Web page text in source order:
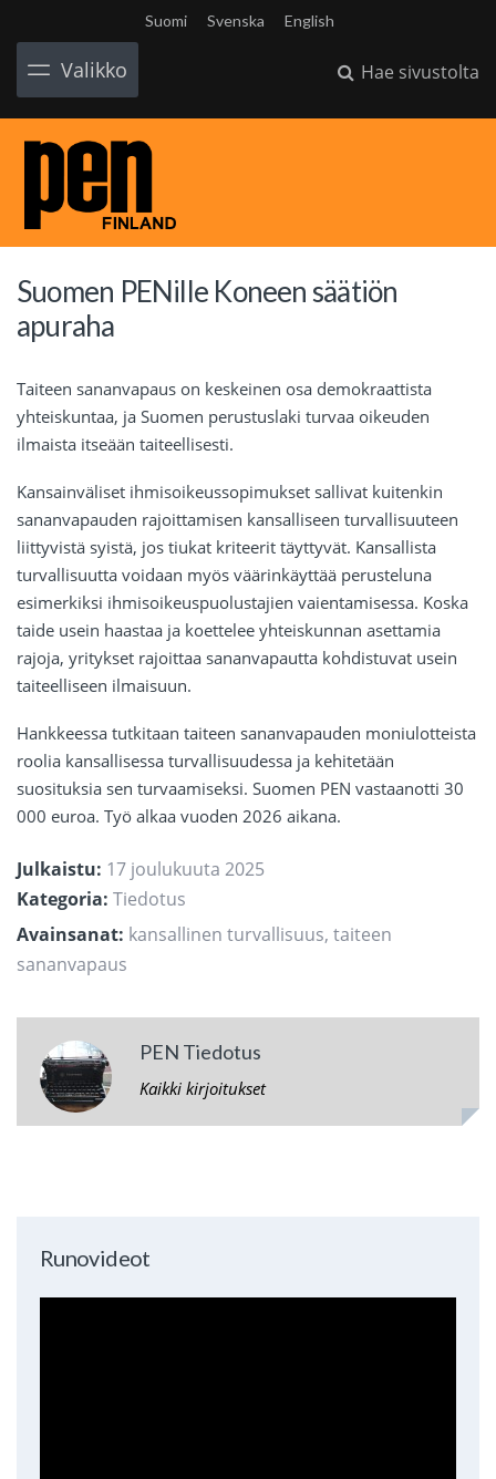
Suomi Svenska English
Valikko Hae sivustolta
Suomen PENille Koneen säätiön
apuraha
Taiteen sananvapaus on keskeinen osa demokraattista
yhteiskuntaa, ja Suomen perustuslaki turvaa oikeuden
ilmaista itseään taiteellisesti.
Kansainväliset ihmisoikeussopimukset sallivat kuitenkin
sananvapauden rajoittamisen kansalliseen turvallisuuteen
liittyvistä syistä, jos tiukat kriteerit täyttyvät. Kansallista
turvallisuutta voidaan myös väärinkäyttää perusteluna
esimerkiksi ihmisoikeuspuolustajien vaientamisessa. Koska
taide usein haastaa ja koettelee yhteiskunnan asettamia
rajoja, yritykset rajoittaa sananvapautta kohdistuvat usein
taiteelliseen ilmaisuun.
Hankkeessa tutkitaan taiteen sananvapauden moniulotteista
roolia kansallisessa turvallisuudessa ja kehitetään
suosituksia sen turvaamiseksi. Suomen PEN vastaanotti 30
000 euroa. Työ alkaa vuoden 2026 aikana.
Julkaistu: 17 joulukuuta 2025
Kategoria: Tiedotus
Avainsanat: kansallinen turvallisuus, taiteen
sananvapaus
PEN Tiedotus
Kaikki kirjoitukset
Runovideot